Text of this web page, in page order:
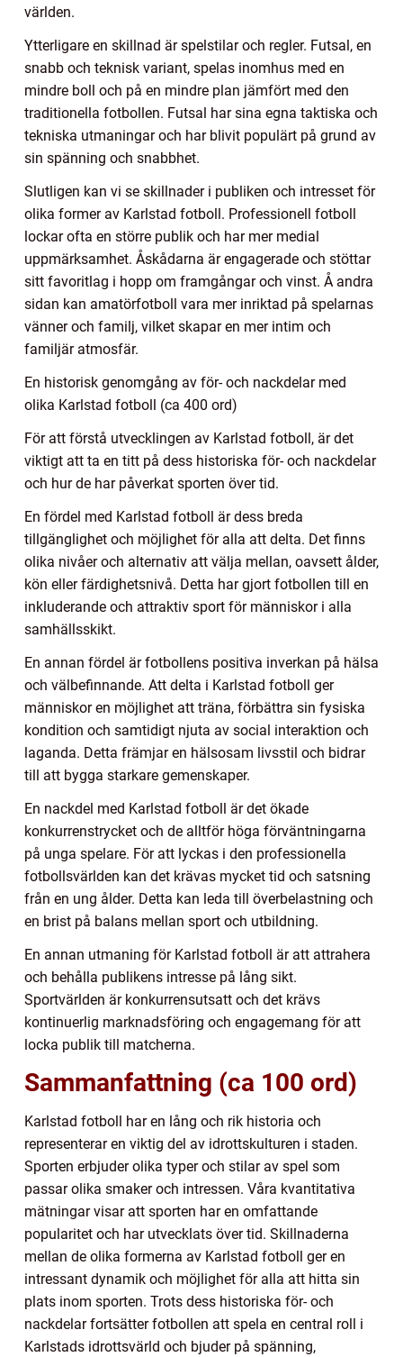
världen.
Ytterligare en skillnad är spelstilar och regler. Futsal, en
snabb och teknisk variant, spelas inomhus med en
mindre boll och på en mindre plan jämfört med den
traditionella fotbollen. Futsal har sina egna taktiska och
tekniska utmaningar och har blivit populärt på grund av
sin spänning och snabbhet.
Slutligen kan vi se skillnader i publiken och intresset för
olika former av Karlstad fotboll. Professionell fotboll
lockar ofta en större publik och har mer medial
uppmärksamhet. Åskådarna är engagerade och stöttar
sitt favoritlag i hopp om framgångar och vinst. Å andra
sidan kan amatörfotboll vara mer inriktad på spelarnas
vänner och familj, vilket skapar en mer intim och
familjär atmosfär.
En historisk genomgång av för- och nackdelar med
olika Karlstad fotboll (ca 400 ord)
För att förstå utvecklingen av Karlstad fotboll, är det
viktigt att ta en titt på dess historiska för- och nackdelar
och hur de har påverkat sporten över tid.
En fördel med Karlstad fotboll är dess breda
tillgänglighet och möjlighet för alla att delta. Det finns
olika nivåer och alternativ att välja mellan, oavsett ålder,
kön eller färdighetsnivå. Detta har gjort fotbollen till en
inkluderande och attraktiv sport för människor i alla
samhällsskikt.
En annan fördel är fotbollens positiva inverkan på hälsa
och välbefinnande. Att delta i Karlstad fotboll ger
människor en möjlighet att träna, förbättra sin fysiska
kondition och samtidigt njuta av social interaktion och
laganda. Detta främjar en hälsosam livsstil och bidrar
till att bygga starkare gemenskaper.
En nackdel med Karlstad fotboll är det ökade
konkurrenstrycket och de alltför höga förväntningarna
på unga spelare. För att lyckas i den professionella
fotbollsvärlden kan det krävas mycket tid och satsning
från en ung ålder. Detta kan leda till överbelastning och
en brist på balans mellan sport och utbildning.
En annan utmaning för Karlstad fotboll är att attrahera
och behålla publikens intresse på lång sikt.
Sportvärlden är konkurrensutsatt och det krävs
kontinuerlig marknadsföring och engagemang för att
locka publik till matcherna.
Sammanfattning (ca 100 ord)
Karlstad fotboll har en lång och rik historia och
representerar en viktig del av idrottskulturen i staden.
Sporten erbjuder olika typer och stilar av spel som
passar olika smaker och intressen. Våra kvantitativa
mätningar visar att sporten har en omfattande
popularitet och har utvecklats över tid. Skillnaderna
mellan de olika formerna av Karlstad fotboll ger en
intressant dynamik och möjlighet för alla att hitta sin
plats inom sporten. Trots dess historiska för- och
nackdelar fortsätter fotbollen att spela en central roll i
Karlstads idrottsvärld och bjuder på spänning,